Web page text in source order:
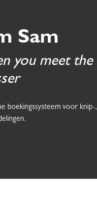
Sam
you meet the
boekingssysteem voor knip-,